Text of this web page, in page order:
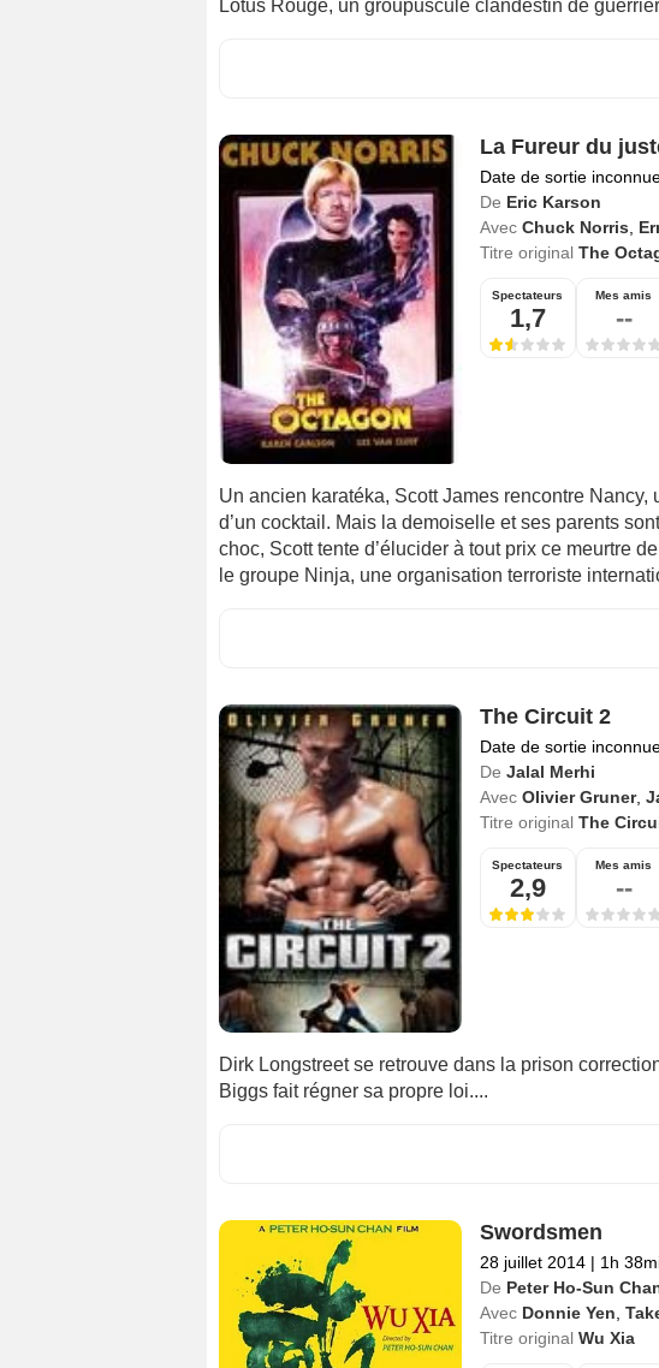
Lotus Rouge, un groupuscule clandestin de
La Fureur du
Date de sortie
De Eric Karson
Avec Chuck Norris,
Titre original The
Spectateurs
1,7
Mes amis
--
Un ancien karatéka, Scott James rencontre
d’un cocktail. Mais la demoiselle et ses parents
choc, Scott tente d’élucider à tout prix ce meurtre
le groupe Ninja, une organisation terroriste
The Circuit 2
Date de sortie
De Jalal Merhi
Avec Olivier Gruner,
Titre original The
Spectateurs
2,9
Mes amis
--
Dirk Longstreet se retrouve dans la prison
Biggs fait régner sa propre loi....
Swordsmen
28 juillet 2014 | 1h
De Peter Ho-Sun
Avec Donnie Yen
Titre original Wu Xia